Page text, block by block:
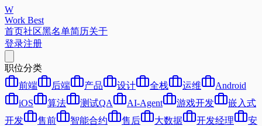
W
Work Best
首页社区黑名单简历关于
登录注册
职位分类
前端
后端 产品 设计 全栈 运维
Android
iOS
算法 测试QA AI-Agent 游戏开发
嵌入式
开发
售前 智能合约 售后 大数据 开发经理
安